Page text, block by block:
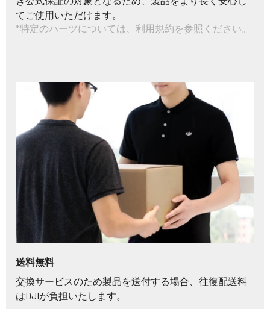
てご使用いただけます。
*特定のパーツについては、利用規約を参照ください。
送料無料
交換サービスのため製品を送付する場合、往復配送料
はDJIが負担いたします。